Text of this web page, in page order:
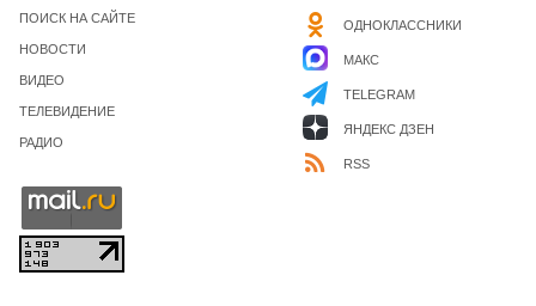
ПОИСК НА САЙТЕ
НОВОСТИ
ВИДЕО
ТЕЛЕВИДЕНИЕ
РАДИО
ОДНОКЛАССНИКИ
МАКС
TELEGRAM
ЯНДЕКС ДЗЕН
RSS